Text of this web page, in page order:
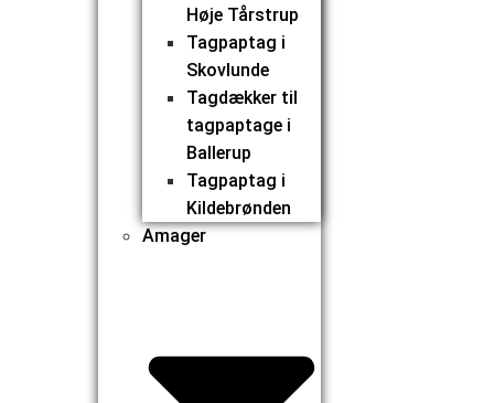
Høje Tårstrup
Tagpaptag i
Skovlunde
Tagdækker til
tagpaptage i
Ballerup
Tagpaptag i
Kildebrønden
Amager